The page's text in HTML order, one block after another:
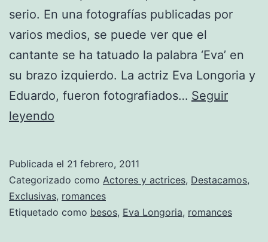
serio. En una fotografías publicadas por
varios medios, se puede ver que el
cantante se ha tatuado la palabra ‘Eva’ en
su brazo izquierdo. La actriz Eva Longoria y
Eduardo, fueron fotografiados… Seguir
leyendo
tatúa
el
nombre
Publicada el 21 febrero, 2011
Categorizado como Actores y actrices, Destacamos,
Exclusivas, romances
Etiquetado como besos, Eva Longoria, romances